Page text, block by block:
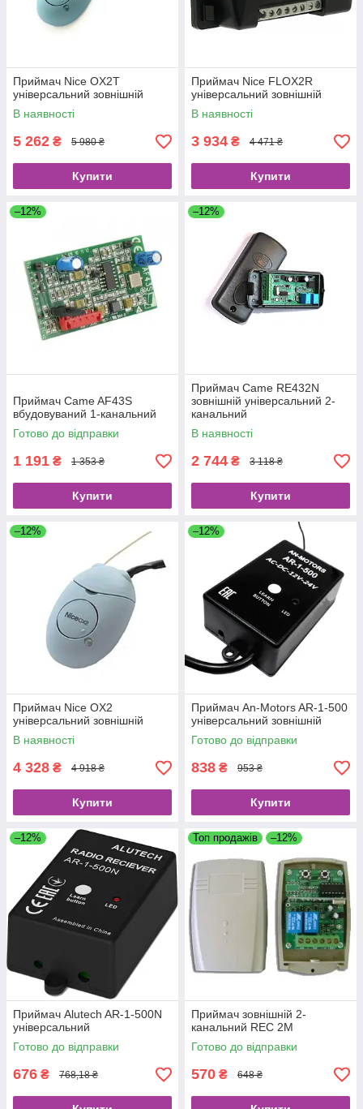
Приймач Nice OX2T
універсальний зовнішній
В наявності
5 262 ₴ 5 980 ₴
Купити
Приймач Nice FLOX2R
універсальний зовнішній
В наявності
3 934 ₴ 4 471 ₴
Купити
–12%
Приймач Came AF43S
вбудовуваний 1-канальний
Готово до відправки
1 191 ₴ 1 353 ₴
Купити
–12%
Приймач Came RE432N
зовнішній універсальний 2-
канальний
В наявності
2 744 ₴ 3 118 ₴
Купити
–12%
Приймач Nice OX2
універсальний зовнішній
В наявності
4 328 ₴ 4 918 ₴
Купити
–12%
Приймач An-Motors AR-1-500
універсальний зовнішній
Готово до відправки
838 ₴ 953 ₴
Купити
–12%
Приймач Alutech AR-1-500N
універсальний
Готово до відправки
676 ₴ 768,18 ₴
Топ продажів –12%
Приймач зовнішній 2-
канальний REC 2M
Готово до відправки
570 ₴ 648 ₴